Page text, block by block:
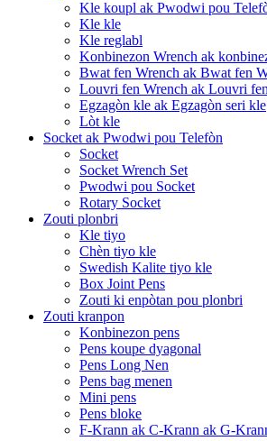
Kle koupl ak Pwodwi pou
Kle kle
Kle reglabl
Konbinezon Wrench ak
Bwat fen Wrench ak Bwat fen
Louvri fen Wrench ak Louvri
Egzagòn kle ak Egzagòn seri kle
Lòt kle
Socket ak Pwodwi pou Telefòn
Socket
Socket Wrench Set
Pwodwi pou Socket
Rotary Socket
Zouti plonbri
Kle tiyo
Chèn tiyo kle
Swedish Kalite tiyo kle
Box Joint Pens
Zouti ki enpòtan pou plonbri
Zouti kranpon
Konbinezon pens
Pens koupe dyagonal
Pens Long Nen
Pens bag menen
Mini pens
Pens bloke
F-Krann ak C-Krann ak G-